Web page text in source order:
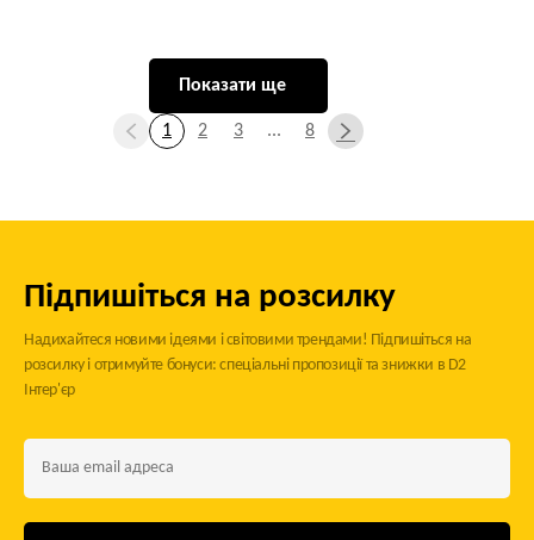
Показати ще
1 2 3 ... 8
Підпишіться на розсилку
Надихайтеся новими ідеями і світовими трендами! Підпишіться на
розсилку і отримуйте бонуси: спеціальні пропозиції та знижки в D2
Інтер'єр